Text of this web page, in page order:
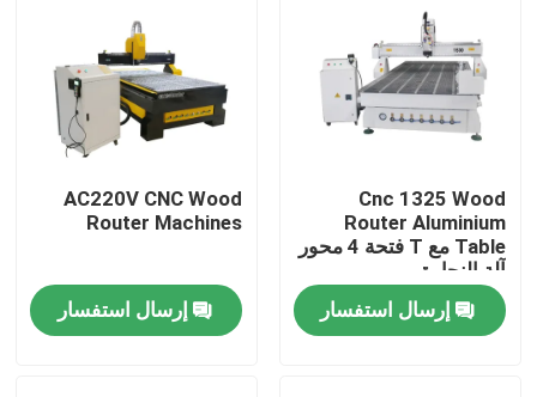
منزل
Cnc 1325 Wood
Router Aluminium
Table مع T فتحة 4 محور
آلة النجارة
إرسال استفسار
AC220V CNC Wood
Router Machines
إرسال استفسار